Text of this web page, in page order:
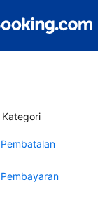
Kategori
Pembatalan
Pembayaran